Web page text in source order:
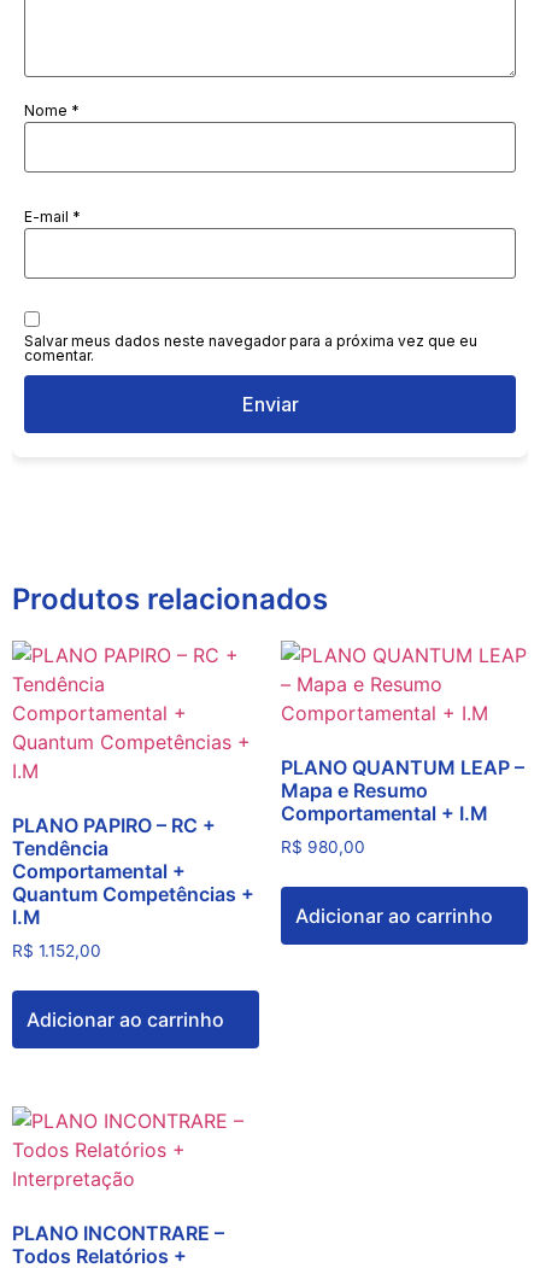
Nome *
E-mail *
Salvar meus dados neste navegador para a próxima vez que eu
comentar.
Produtos relacionados
PLANO PAPIRO – RC +
Tendência
Comportamental +
Quantum Competências +
I.M
R$ 1.152,00
Adicionar ao carrinho
PLANO QUANTUM LEAP –
Mapa e Resumo
Comportamental + I.M
R$ 980,00
Adicionar ao carrinho
PLANO INCONTRARE –
Todos Relatórios +